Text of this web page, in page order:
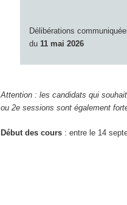
Délibérations
du 11 mai 2026
Attention : les candidats qui
ou 2e sessions sont également
Début des cours : entre le 14